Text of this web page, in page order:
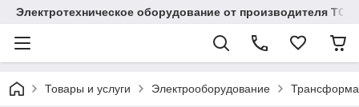
Электротехническое оборудование от производителя TOO
Товары и услуги Электрооборудование